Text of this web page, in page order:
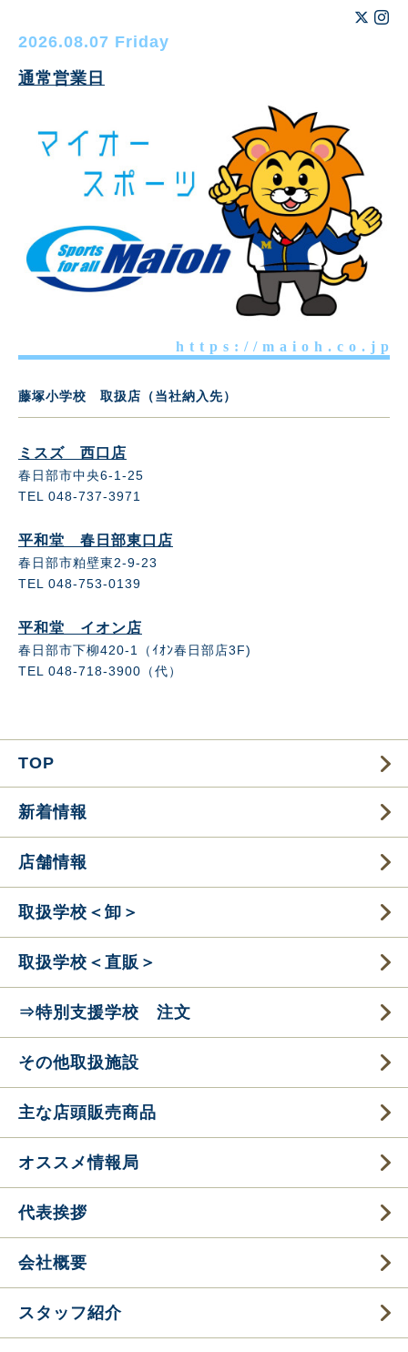
2026.08.07 Friday
通常営業日
h t t p s : / / m a i o h . c o . j p
藤塚小学校 取扱店（当社納入先）
ミスズ 西口店
春日部市中央6-1-25
TEL 048-737-3971
平和堂 春日部東口店
春日部市粕壁東2-9-23
TEL 048-753-0139
平和堂 イオン店
春日部市下柳420-1（ｲｵﾝ春日部店3F)
TEL 048-718-3900（代）
TOP
新着情報
店舗情報
取扱学校＜卸＞
取扱学校＜直販＞
⇒特別支援学校 注文
その他取扱施設
主な店頭販売商品
オススメ情報局
代表挨拶
会社概要
スタッフ紹介